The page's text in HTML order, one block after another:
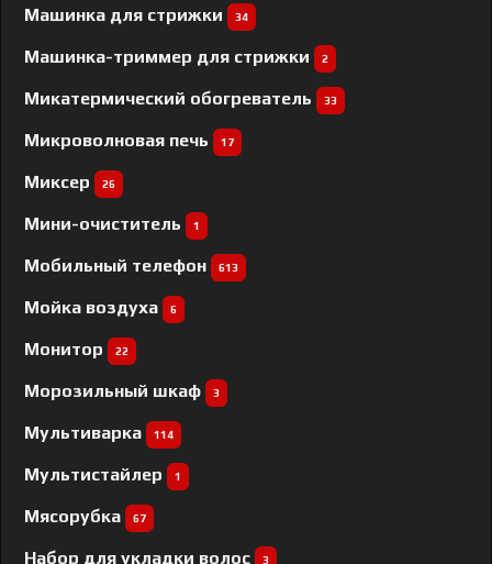
Машинка для стрижки 34
Машинка-триммер для стрижки 2
Микатермический обогреватель 33
Микроволновая печь 17
Миксер 26
Мини-очиститель 1
Мобильный телефон 613
Мойка воздуха 6
Монитор 22
Морозильный шкаф 3
Мультиварка 114
Мультистайлер 1
Мясорубка 67
Набор для укладки волос 3